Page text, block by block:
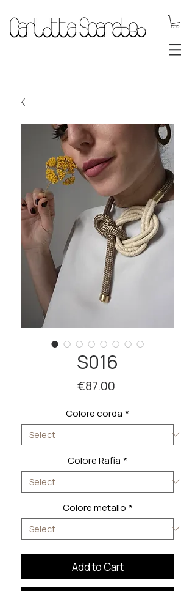
S016
€87.00Price
Colore corda *
Colore Rafia *
Colore metallo *
Add to Cart